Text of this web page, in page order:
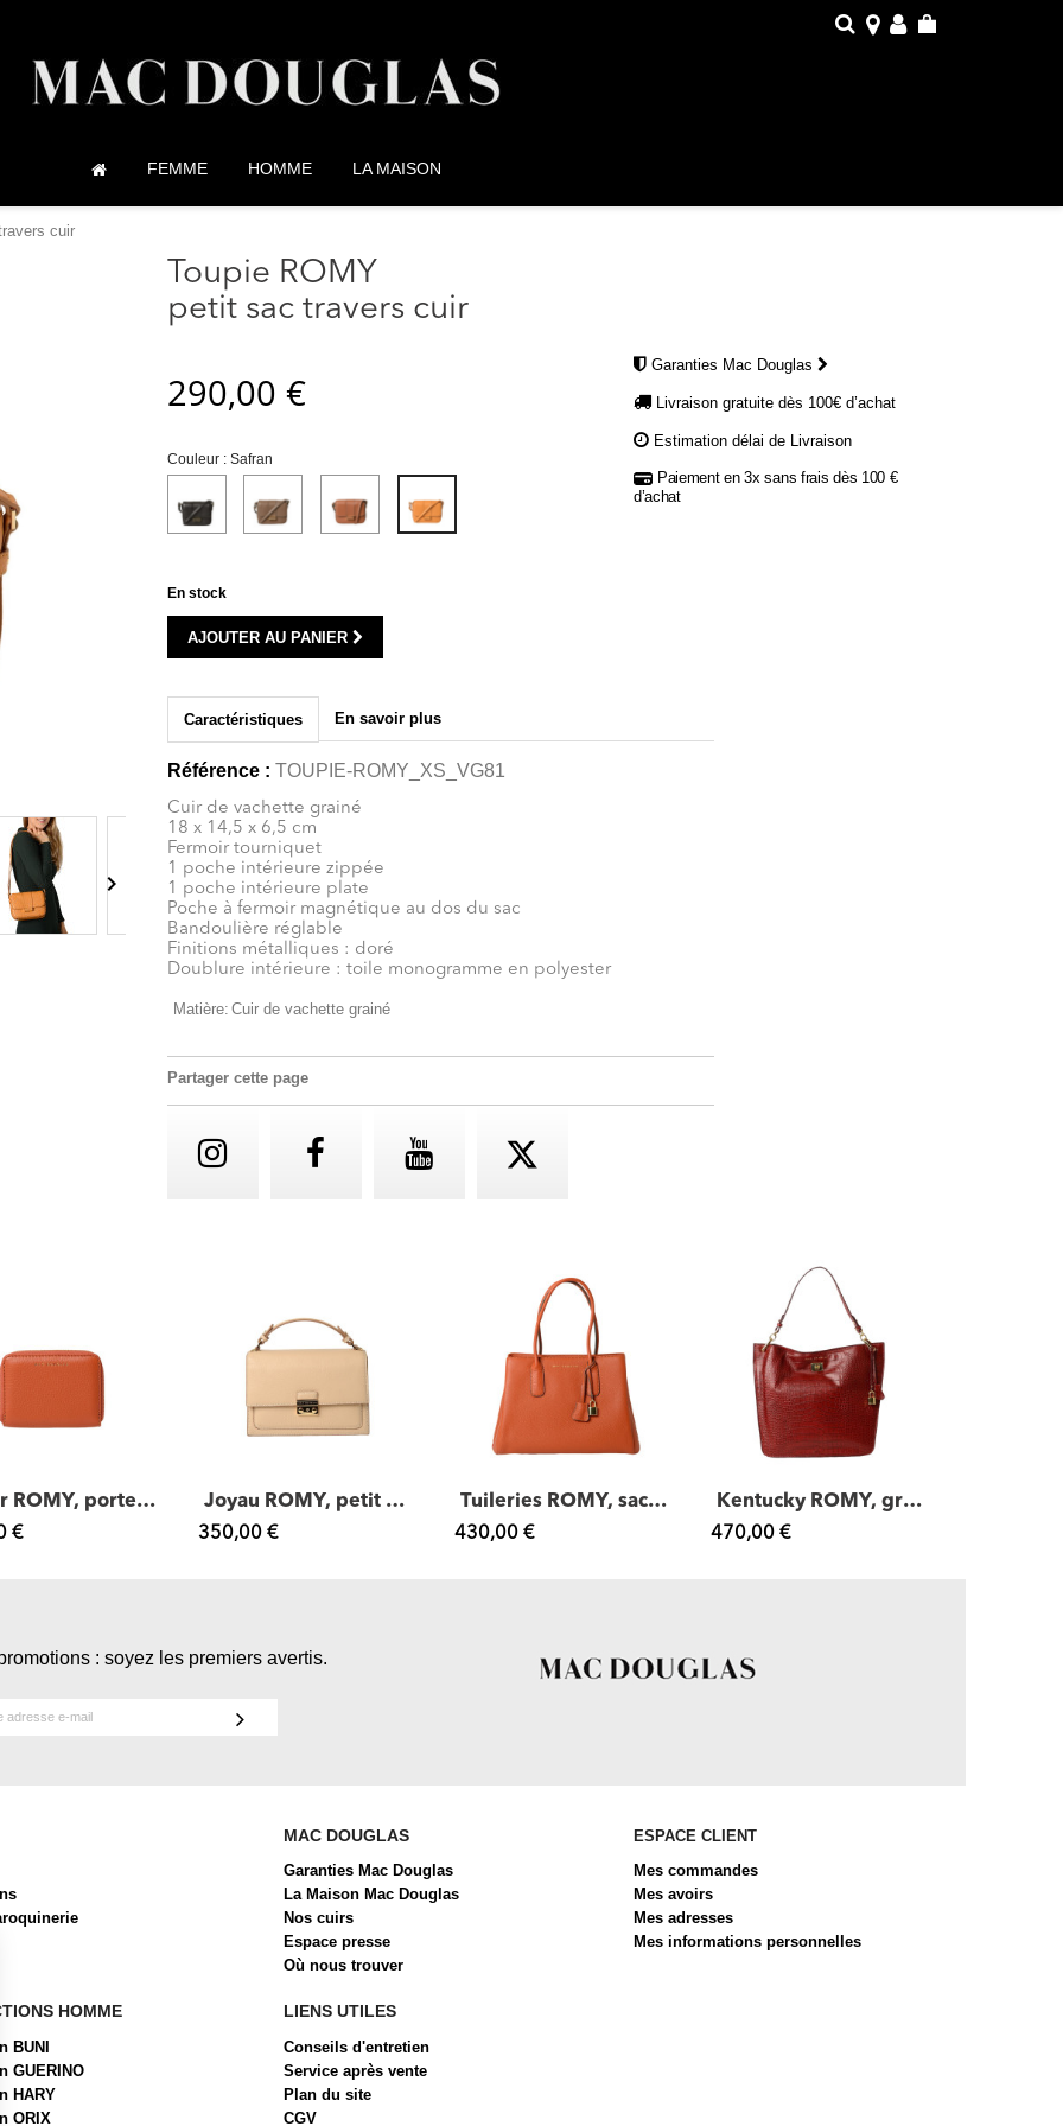
FEMME HOMME LA MAISON
cuir

Toupie ROMY
petit sac travers cuir
290,00 €
Couleur : Safran
En stock
AJOUTER AU PANIER
Garanties Mac Douglas
Livraison gratuite dès 100€ d’achat
Estimation délai de Livraison
Paiement en 3x sans frais dès 100 €
d’achat
Caractéristiques En savoir plus
Référence : TOUPIE-ROMY_XS_VG81
Cuir de vachette grainé
18 x 14,5 x 6,5 cm
Fermoir tourniquet
1 poche intérieure zippée
1 poche intérieure plate
Poche à fermoir magnétique au dos du sac
Bandoulière réglable
Finitions métalliques : doré
Doublure intérieure : toile monogramme en polyester
Matière: Cuir de vachette grainé
Partager cette page
Cutter ROMY, porte-monnaie zippé cuir
€
Joyau ROMY, petit sac cartable cuir
350,00 €
Tuileries ROMY, sac porté épaule cuir
430,00 €
Kentucky ROMY, grand sac porté épaule cuir...
470,00 €
: soyez les premiers avertis.
MAC DOUGLAS
Garanties Mac Douglas
La Maison Mac Douglas
Nos cuirs
Espace presse
Où nous trouver
ESPACE CLIENT
Mes commandes
Mes avoirs
Mes adresses
Mes informations personnelles
HOMME
BUNI
GUERINO
HARY
ORIX
LIENS UTILES
Conseils d'entretien
Service après vente
Plan du site
CGV